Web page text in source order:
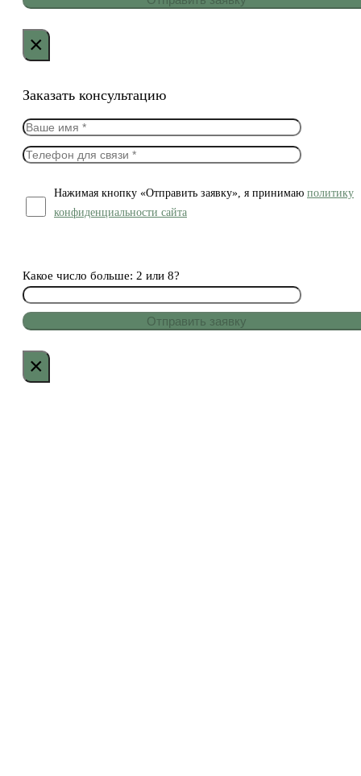
×
Заказать консультацию
Нажимая кнопку «Отправить заявку», я принимаю политику
конфиденциальности сайта
Какое число больше: 2 или 8?
×